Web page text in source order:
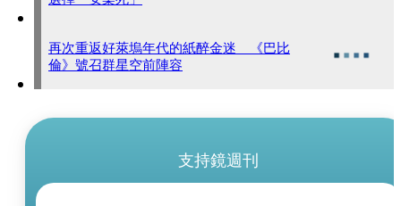
再次重返好萊塢年代的紙醉金迷 《巴比
倫》號召群星空前陣容
支持鏡週刊